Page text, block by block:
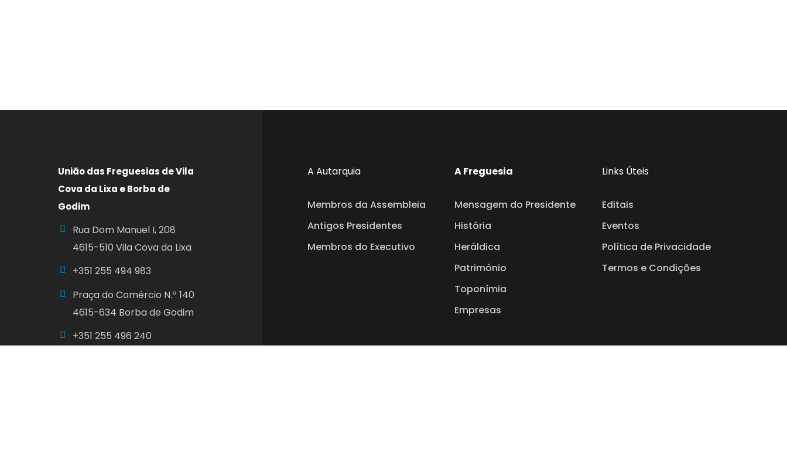
União das Freguesias de Vila
Cova da Lixa e Borba de
Godim
Rua Dom Manuel I, 208
4615-510 Vila Cova da Lixa
+351 255 494 983
Praça do Comércio N.º 140
4615-634 Borba de Godim
+351 255 496 240
A Autarquia
Membros da Assembleia
Antigos Presidentes
Membros do Executivo
A Freguesia
Mensagem do Presidente
História
Heráldica
Património
Toponímia
Empresas
Links Úteis
Editais
Eventos
Política de Privacidade
Termos e Condições